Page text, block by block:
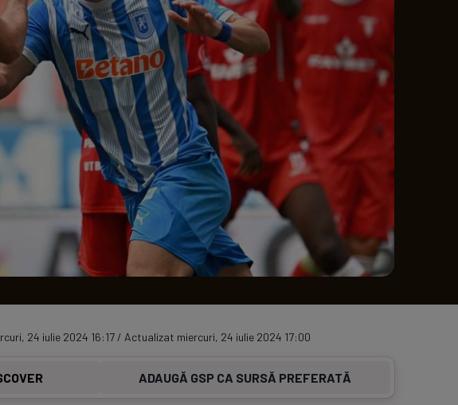
Serie A
Echipe Meciuri Clasament
24 iulie 2024 16:17 / Actualizat miercuri, 24 iulie 2024 17:00
ADAUGĂ GSP CA SURSĂ PREFERATĂ